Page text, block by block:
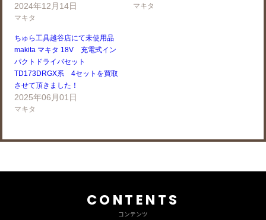
2024年12月14日
マキタ
マキタ
ちゅら工具越谷店にて未使用品
makita マキタ 18V 充電式イン
パクトドライバセット
TD173DRGX系 4セットを買取
させて頂きました！
2025年06月01日
マキタ
CONTENTS
コンテンツ